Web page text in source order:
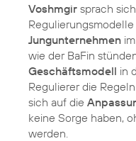
Voshmgir sprach
Jungunternehmen
wie der BaFin
Geschäftsmodell in
Regulierer die
sich auf die
keine Sorge haben,
werden.